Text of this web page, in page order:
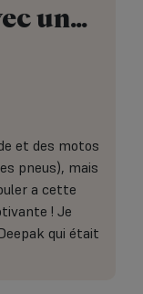
un…
et des motos
pneus), mais
a cette
! Je
qui était